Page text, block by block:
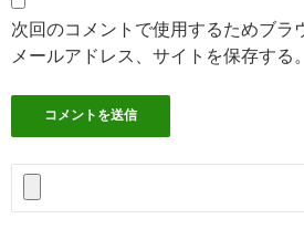
次回のコメントで使用するためブラ
メールアドレス、サイトを保存する。